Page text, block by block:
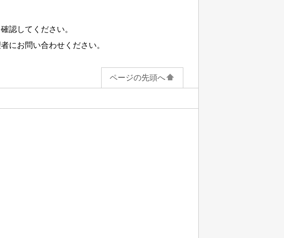
認してください。
にお問い合わせください。
ページの先頭へ